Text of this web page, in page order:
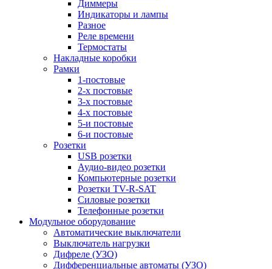
Диммеры
Индикаторы и лампы
Разное
Реле времени
Термостаты
Накладные коробки
Рамки
1-постовые
2-х постовые
3-х постовые
4-х постовые
5-и постовые
6-и постовые
Розетки
USB розетки
Аудио-видео розетки
Компьютерные розетки
Розетки TV-R-SAT
Силовые розетки
Телефонные розетки
Модульное оборудование
Автоматические выключатели
Выключатель нагрузки
Дифреле (УЗО)
Дифференциальные автоматы (УЗО)